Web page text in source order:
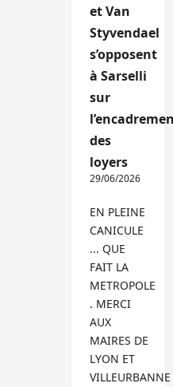
et Van
Styvendael
s’opposent
à Sarselli
sur
des
loyers
29/06/2026
EN PLEINE
CANICULE
... QUE
FAIT LA
METROPOLE
. MERCI
AUX
MAIRES DE
LYON ET
VILLEURBANNE